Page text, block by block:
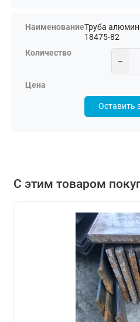
Труба
18475-82
−
Оставить
С этим товаром